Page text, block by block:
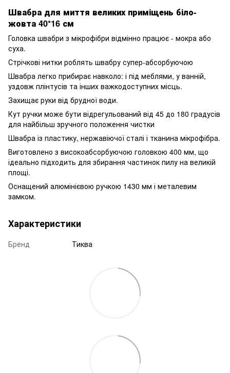
Швабра для миття великих приміщень біло-
жовта 40*16 см
Головка швабри з мікрофібри відмінно працює - мокра або
суха.
Стрічкові нитки роблять швабру супер-абсорбуючою
Швабра легко прибирає навколо: і під меблями, у ванній,
уздовж плінтусів та інших важкодоступних місць.
Захищає руки від брудної води.
Кут ручки може бути відрегульований від 45 до 180 градусів
для найбільш зручного положення чистки
Швабра із пластику, нержавіючої сталі і тканина мікрофібра.
Виготовлено з високоабсорбуючою головкою 400 мм, що
ідеально підходить для збирання частинок пилу на великій
площі.
Оснащений алюмінієвою ручкою 1430 мм і металевим
замком.
Характеристики
Бренд Тиква